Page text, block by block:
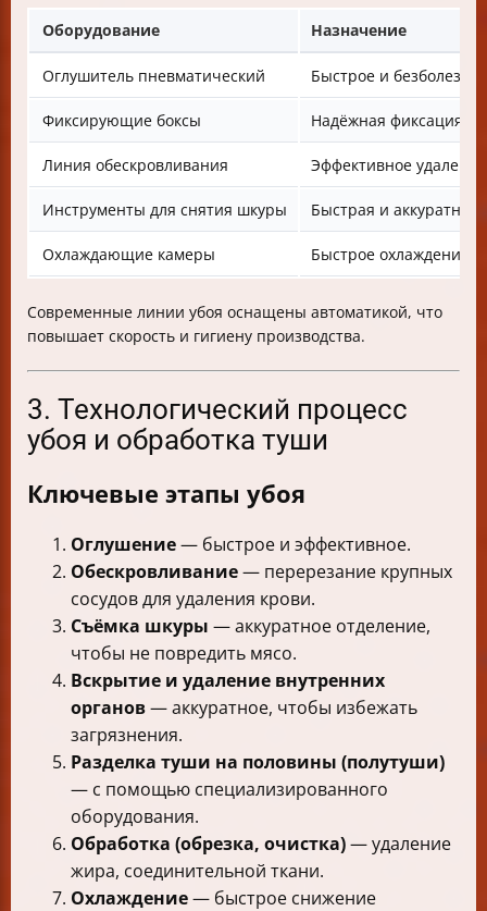
Оборудование Назначение
Оглушитель пневматический Быстрое и
Фиксирующие боксы Надёжная фиксация
Линия обескровливания Эффективное
Инструменты для снятия шкуры Быстрая и
Охлаждающие камеры Быстрое охлаждение
Современные линии убоя оснащены автоматикой, что
повышает скорость и гигиену производства.
3. Технологический процесс
убоя и обработка туши
Ключевые этапы убоя
Оглушение— быстрое и эффективное.
Обескровливание— перерезание крупных
сосудов для удаления крови.
Съёмка шкуры — аккуратное отделение,
чтобы не повредить мясо.
Вскрытие и удаление внутренних
органов— аккуратное, чтобы избежать
загрязнения.
Разделка туши на половины (полутуши)
— с помощью специализированного
оборудования.
Обработка (обрезка, очистка)— удаление
жира, соединительной ткани.
Охлаждение— быстрое снижение